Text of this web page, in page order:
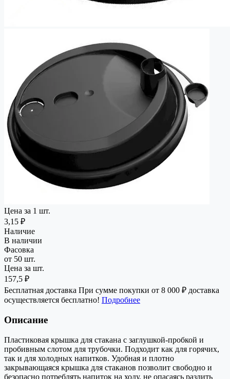
Цена за 1 шт.
3,15 ₽
Наличие
В наличии
Фасовка
от 50 шт.
Цена за шт.
157,5 ₽
Бесплатная доставка При сумме покупки от 8 000 ₽ доставка
осуществляется бесплатно! Подробнее
Описание
Пластиковая крышка для стакана с заглушкой-пробкой и
пробивным слотом для трубочки. Подходит как для горячих,
так и для холодных напитков. Удобная и плотно
закрывающаяся крышка для стаканов позволит свободно и
безопасно потреблять напиток на ходу, не опасаясь разлить